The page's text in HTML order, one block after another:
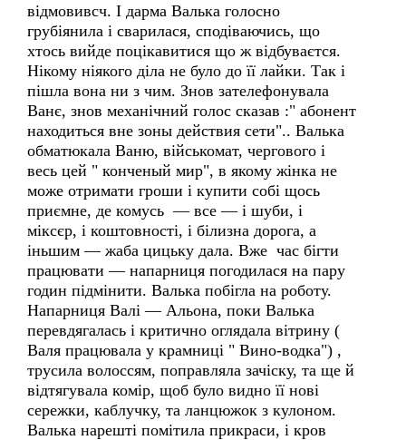
відмовивсч. І дарма Валька голосно
грубіянила і сварилася, сподіваючись, що
хтось вийде поцікавитися що ж відбуваєтся.
Нікому ніякого діла не було до її лайки. Так і
пішла вона ни з чим. Знов зателефонувала
Ванє, знов механічний голос сказав :" абонент
находиться вне зоны действия сети".. Валька
обматюкала Ваню, військомат, чергового і
весь цей " конченый мир", в якому жінка не
може отримати гроши і купити собі щось
приємне, де комусь — все — і шуби, і
міксєр, і коштовності, і білизна дорога, а
іньшим — жаба цицьку дала. Вже час бігти
працювати — напарниця погодилася на пару
годин підмінити. Валька побігла на роботу.
Напарниця Валі — Альона, поки Валька
перевдягалась і критично оглядала вітрину (
Валя працювала у крамниці " Вино-водка") ,
трусила волоссям, поправляла зачіску, та ще й
відтягувала комір, щоб було видно її нові
сережки, каблучку, та ланцюжок з кулоном.
Валька нарешті помітила прикраси, і кров